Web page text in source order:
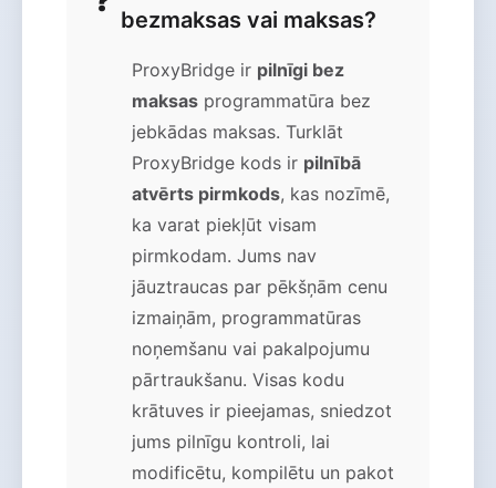
bezmaksas vai maksas?
ProxyBridge ir pilnīgi bez
maksas programmatūra bez
jebkādas maksas. Turklāt
ProxyBridge kods ir pilnībā
atvērts pirmkods, kas nozīmē,
ka varat piekļūt visam
pirmkodam. Jums nav
jāuztraucas par pēkšņām cenu
izmaiņām, programmatūras
noņemšanu vai pakalpojumu
pārtraukšanu. Visas kodu
krātuves ir pieejamas, sniedzot
jums pilnīgu kontroli, lai
modificētu, kompilētu un pakot